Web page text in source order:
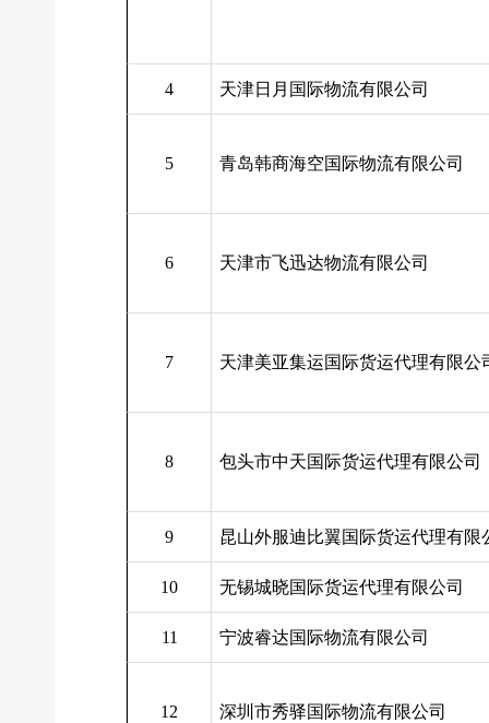
4 天津日月国际物流有限公司
5 青岛韩商海空国际物流有限公司
6 天津市飞迅达物流有限公司
7 天津美亚集运国际货运代理有限公
8 包头市中天国际货运代理有限公司
9 昆山外服迪比翼国际货运代理有限
10 无锡城晓国际货运代理有限公司
11 宁波睿达国际物流有限公司
12 深圳市秀驿国际物流有限公司